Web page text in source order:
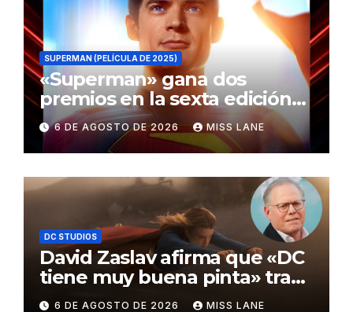
SUPERMAN (PELÍCULA DE 2025)
«Superman» gana dos
premios en la sexta edición
de los Critics Choice Super
Awards
6 DE AGOSTO DE 2026 MISS LANE
DC STUDIOS
David Zaslav afirma que «DC
tiene muy buena pinta» tras
el fracaso de «Supergirl»
6 DE AGOSTO DE 2026 MISS LANE